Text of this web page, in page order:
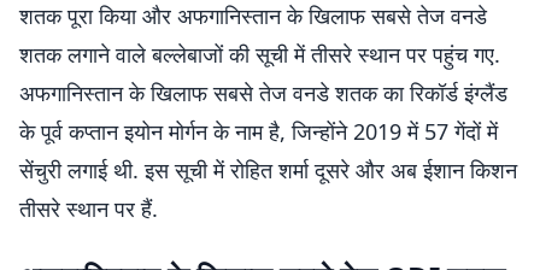
शतक पूरा किया और अफगानिस्तान के खिलाफ सबसे तेज वनडे
शतक लगाने वाले बल्लेबाजों की सूची में तीसरे स्थान पर पहुंच गए.
अफगानिस्तान के खिलाफ सबसे तेज वनडे शतक का रिकॉर्ड इंग्लैंड
के पूर्व कप्तान इयोन मोर्गन के नाम है, जिन्होंने 2019 में 57 गेंदों में
सेंचुरी लगाई थी. इस सूची में रोहित शर्मा दूसरे और अब ईशान किशन
तीसरे स्थान पर हैं.